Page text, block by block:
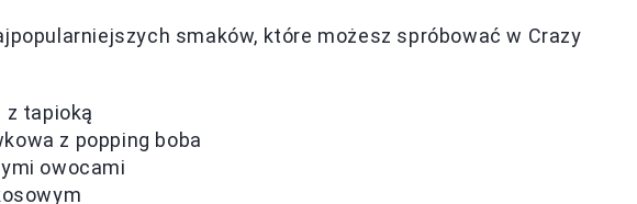
smaków, które możesz spróbować w Crazy
z tapioką
z popping boba
owocami